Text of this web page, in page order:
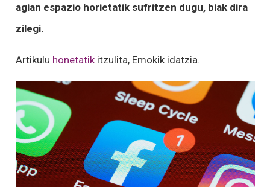
agian espazio horietatik sufritzen dugu, biak dira
zilegi.
Artikulu honetatikitzulita, Emokik idatzia.